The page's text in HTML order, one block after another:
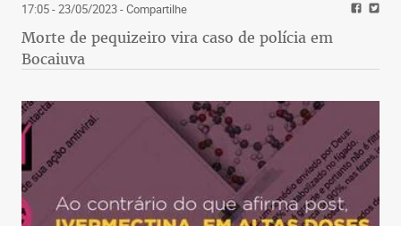
17:05 - 23/05/2023- Compartilhe
Morte de pequizeiro vira caso de polícia em
Bocaiuva